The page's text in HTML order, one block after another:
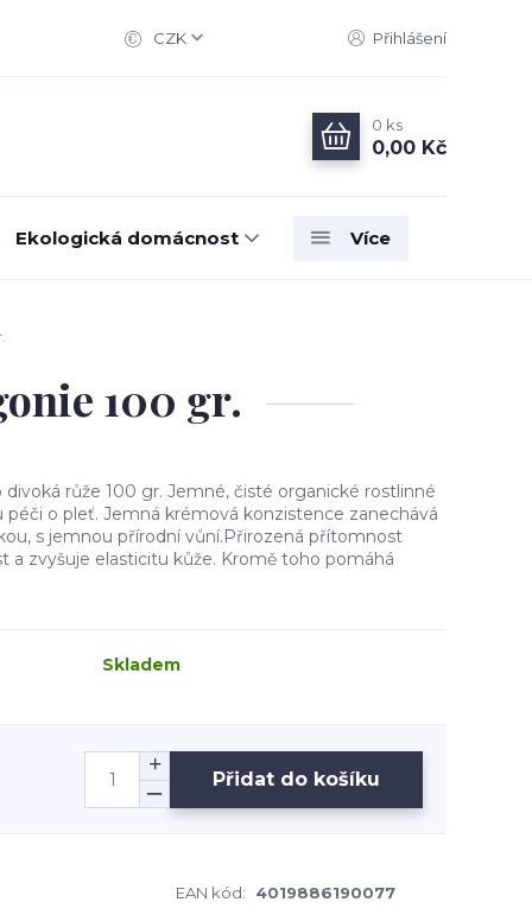
CZK Přihlášení
0 ks
0,00 Kč
Ekologická domácnost Více
100 gr.
růže 100 gr. Jemné, čisté organické rostlinné
péči o pleť. Jemná krémová konzistence zanechává
s jemnou přírodní vůní.Přirozená přítomnost
a zvyšuje elasticitu kůže. Kromě toho pomáhá
Skladem
Přidat do košíku
EAN kód:
4019886190077